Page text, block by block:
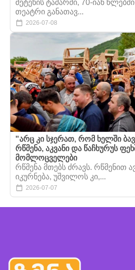
მეტეხის ტაძარში, 70-იან
თეატრი განათავ...
2026-07-08
"არც კი სჯერათ, რომ ხელში
რწმენა, აკვანი და წაჩხურუს
მომლოცველები
რწმენა მთებს ძრავს. რწმენით
იკურნება, უშვილოს კი,...
2026-07-07